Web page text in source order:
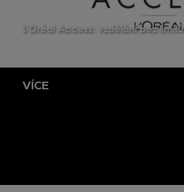
L'Oréal Access: vzdělání bez limitů
VÍCE